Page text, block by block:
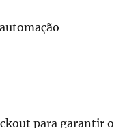
para garantir o